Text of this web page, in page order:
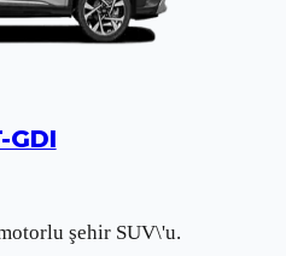
GDI
şehir SUV\'u.